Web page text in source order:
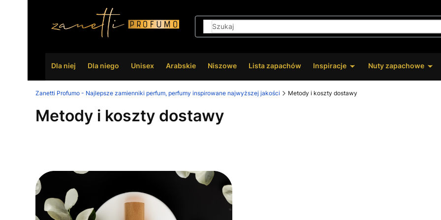
Dla niej Dla niego Unisex Arabskie Niszowe Lista zapachów Inspiracje Nuty zapachowe
Zanetti Profumo - Najlepsze zamienniki perfum, perfumy inspirowane najwyższej jakości Metody i koszty dostawy
Metody i koszty dostawy